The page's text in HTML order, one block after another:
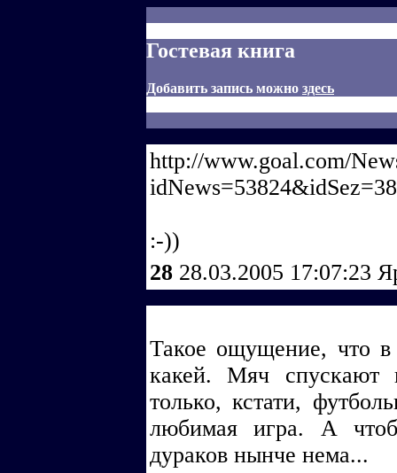
Гостевая книга
Добавить запись можно здесь
http://www.goal.com/
idNews=53824&idSez=38
:-))
28 28.03.2005 17:07:23
Такое ощущение, что в
какей. Мяч спускают
только, кстати,
любимая игра. А
дураков нынче нема...